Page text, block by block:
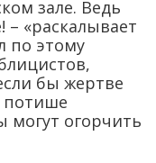
зале. Ведь
«раскалывает
по этому
бы жертве
потише
могут огорчить